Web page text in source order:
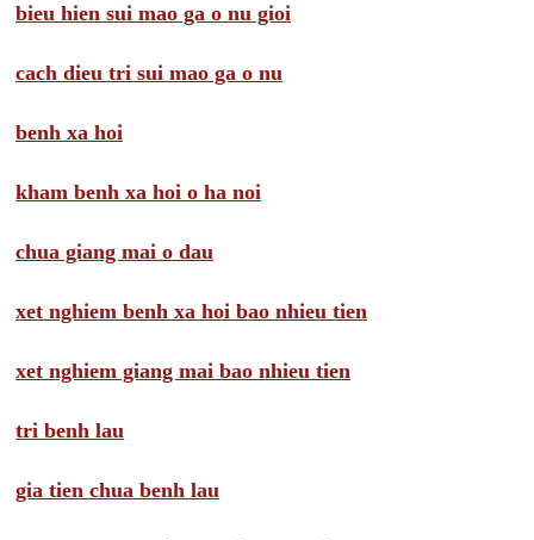
bieu hien sui mao ga o nu gioi
cach dieu tri sui mao ga o nu
benh xa hoi
kham benh xa hoi o ha noi
chua giang mai o dau
xet nghiem benh xa hoi bao nhieu tien
xet nghiem giang mai bao nhieu tien
tri benh lau
gia tien chua benh lau